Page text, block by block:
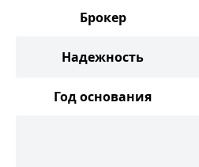
Брокер
Надежность
Год основания